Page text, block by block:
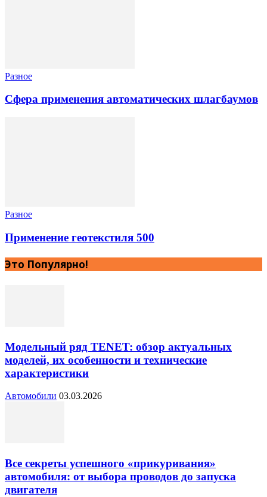
Разное
Сфера применения автоматических шлагбаумов
Разное
Применение геотекстиля 500
Это Популярно!
Модельный ряд TENET: обзор актуальных
моделей, их особенности и технические
характеристики
Автомобили 03.03.2026
Все секреты успешного «прикуривания»
автомобиля: от выбора проводов до запуска
двигателя